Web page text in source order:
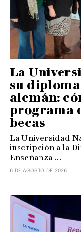
La
su
alemán:
programa
becas
La Universidad
inscripción a la
Enseñanza ...
6 DE AGOSTO DE 2026